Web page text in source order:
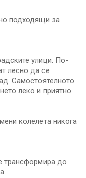
подходящи за
улици. По-
лесно да се
Самостоятелното
леко и приятно.
колелета никога
трансформира до